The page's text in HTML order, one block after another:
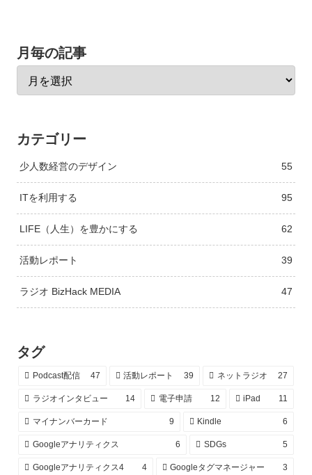
月毎の記事
カテゴリー
少人数経営のデザイン 55
ITを利用する 95
LIFE（人生）を豊かにする 62
活動レポート 39
ラジオ BizHack MEDIA 47
タグ
Podcast配信 47 活動レポート 39 ネットラジオ 27
ラジオインタビュー 14 電子申請 12 iPad 11
マイナンバーカード 9 Kindle 6
Googleアナリティクス 6 SDGs 5
Googleアナリティクス4 4 Googleタグマネージャー 3